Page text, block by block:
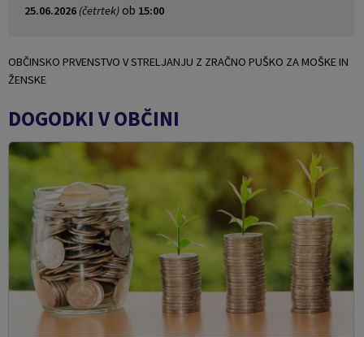
25.06.2026 (četrtek) ob 15:00
OBČINSKO PRVENSTVO V STRELJANJU Z ZRAČNO PUŠKO ZA MOŠKE IN
ŽENSKE
DOGODKI V OBČINI